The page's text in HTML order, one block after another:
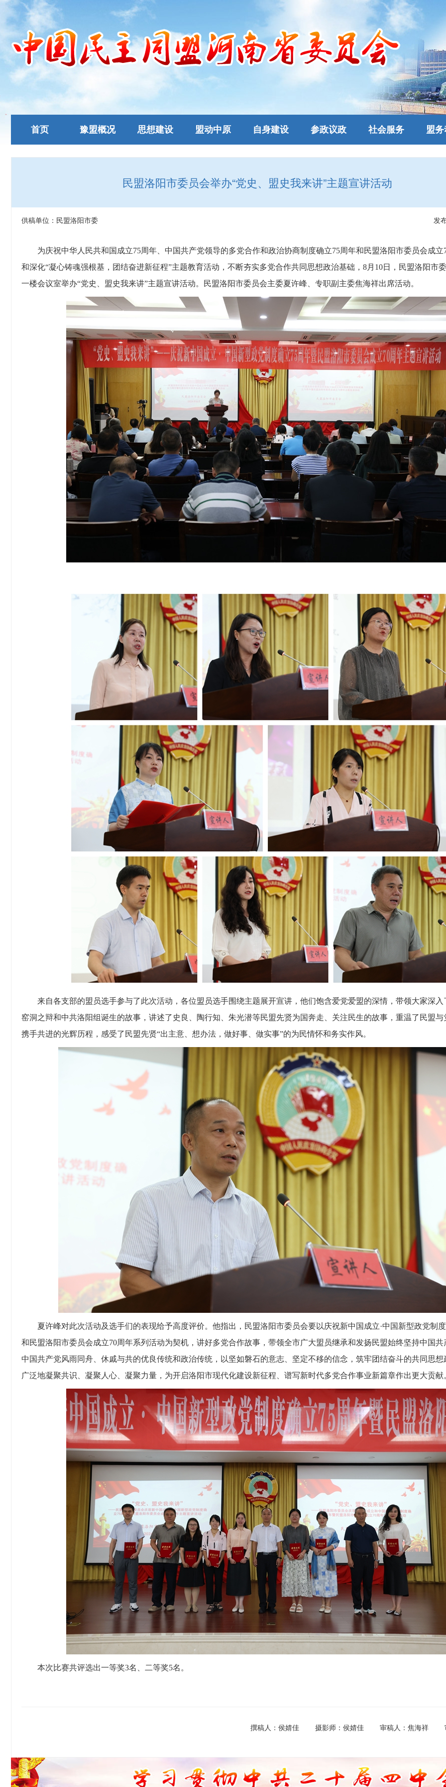
首页 豫盟概况 思想建设 盟动中原 自身建设 参政议政 社会服务 盟
民盟洛阳市委员会举办“党史、盟史我来讲”主题宣讲活动
供稿单位：民盟洛阳市委 发
为庆祝中华人民共和国成立75周年、中国共产党领导的多党合作和政治协商制度确立75周年和民盟洛阳市委员会成立
和深化“凝心铸魂强根基，团结奋进新征程”主题教育活动，不断夯实多党合作共同思想政治基础，8月10日，民盟洛阳市
一楼会议室举办“党史、盟史我来讲”主题宣讲活动。民盟洛阳市委员会主委夏许峰、专职副主委焦海祥出席活动。
来自各支部的盟员选手参与了此次活动，各位盟员选手围绕主题展开宣讲，他们饱含爱党爱盟的深情，带领大家深入
窑洞之辩和中共洛阳组诞生的故事，讲述了史良、陶行知、朱光潜等民盟先贤为国奔走、关注民生的故事，重温了民盟与
携手共进的光辉历程，感受了民盟先贤“出主意、想办法，做好事、做实事”的为民情怀和务实作风。
夏许峰对此次活动及选手们的表现给予高度评价。他指出，民盟洛阳市委员会要以庆祝新中国成立·中国新型政党制
和民盟洛阳市委员会成立70周年系列活动为契机，讲好多党合作故事，带领全市广大盟员继承和发扬民盟始终坚持中国共
中国共产党风雨同舟、休戚与共的优良传统和政治传统，以坚如磐石的意志、坚定不移的信念，筑牢团结奋斗的共同思想
广泛地凝聚共识、凝聚人心、凝聚力量，为开启洛阳市现代化建设新征程、谱写新时代多党合作事业新篇章作出更大贡献
本次比赛共评选出一等奖3名、二等奖5名。
撰稿人：侯婧佳 摄影师：侯婧佳 审稿人：焦海祥 审